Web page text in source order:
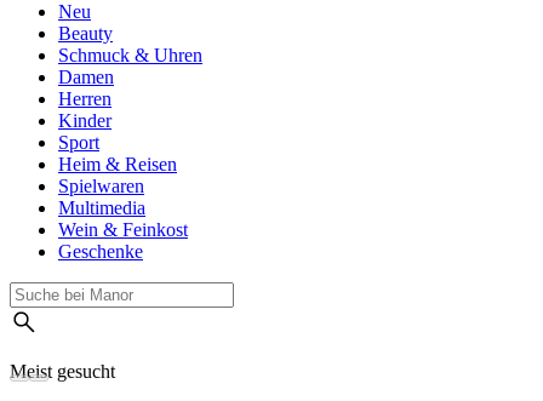
Neu
Beauty
Schmuck & Uhren
Damen
Herren
Kinder
Sport
Heim & Reisen
Spielwaren
Multimedia
Wein & Feinkost
Geschenke
Meist gesucht